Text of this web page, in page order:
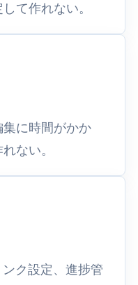
て作れない。
に時間がかか
ない。
ク設定、進捗管